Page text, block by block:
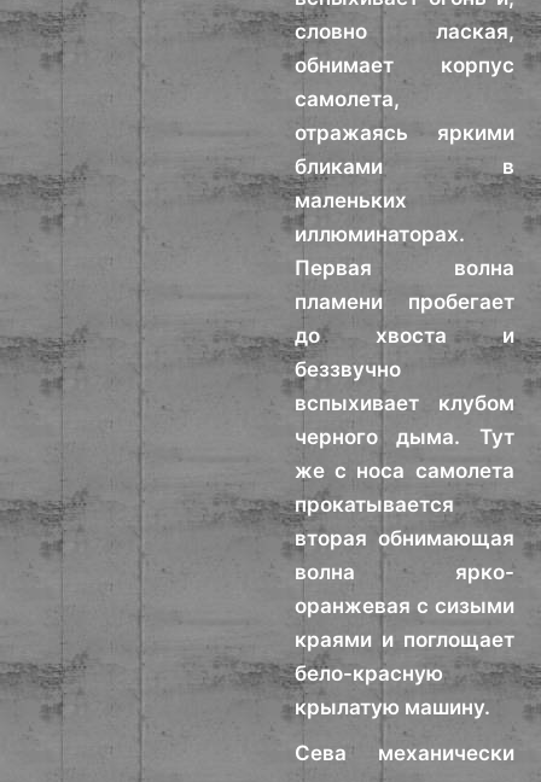
словно лаская,
обнимает корпус
самолета,
отражаясь яркими
бликами в
маленьких
иллюминаторах.
Первая волна
пламени пробегает
до хвоста и
беззвучно
вспыхивает клубом
черного дыма. Тут
же с носа самолета
прокатывается
вторая обнимающая
волна ярко-
оранжевая с сизыми
краями и поглощает
бело-красную
крылатую машину.
Сева механически